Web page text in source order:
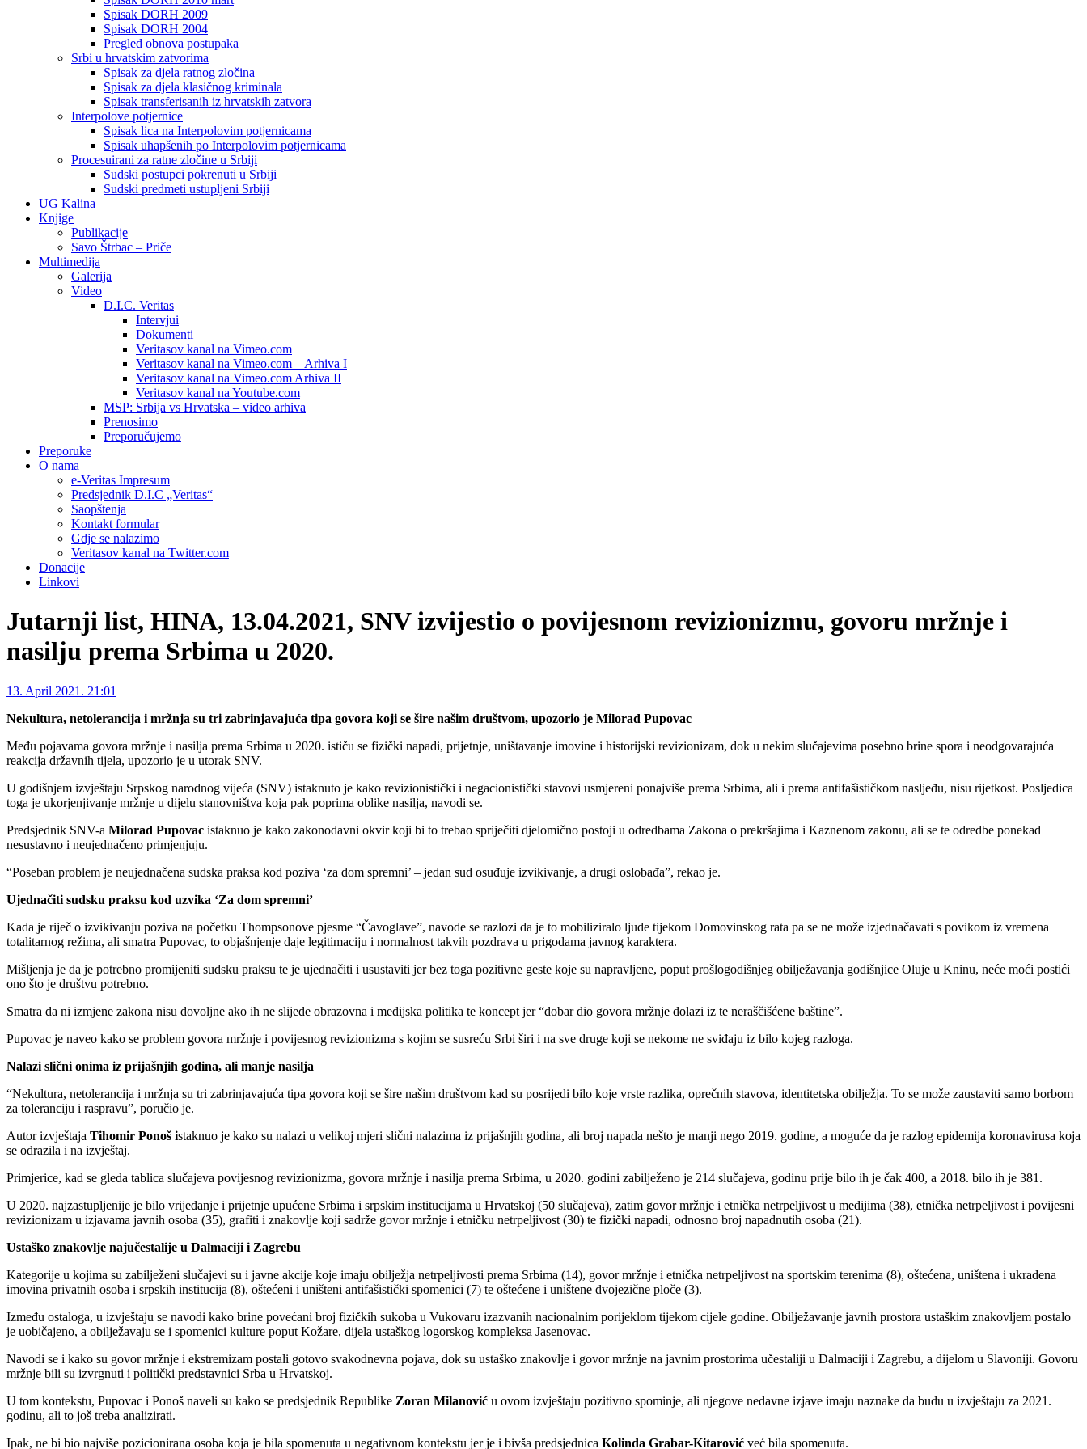
Spisak DORH 2009
Spisak DORH 2004
Pregled obnova postupaka
Srbi u hrvatskim zatvorima
Spisak za djela ratnog zločina
Spisak za djela klasičnog kriminala
Spisak transferisanih iz hrvatskih zatvora
Interpolove potjernice
Spisak lica na Interpolovim potjernicama
Spisak uhapšenih po Interpolovim potjernicama
Procesuirani za ratne zločine u Srbiji
Sudski postupci pokrenuti u Srbiji
Sudski predmeti ustupljeni Srbiji
UG Kalina
Knjige
Publikacije
Savo Štrbac – Priče
Multimedija
Galerija
Video
D.I.C. Veritas
Intervjui
Dokumenti
Veritasov kanal na Vimeo.com
Veritasov kanal na Vimeo.com – Arhiva I
Veritasov kanal na Vimeo.com Arhiva II
Veritasov kanal na Youtube.com
MSP: Srbija vs Hrvatska – video arhiva
Prenosimo
Preporučujemo
Preporuke
O nama
e-Veritas Impresum
Predsjednik D.I.C „Veritas“
Saopštenja
Kontakt formular
Gdje se nalazimo
Veritasov kanal na Twitter.com
Donacije
Linkovi
Jutarnji list, HINA, 13.04.2021, SNV izvijestio o povijesnom revizionizmu, govoru mržnje i
nasilju prema Srbima u 2020.
13. April 2021. 21:01
Nekultura, netolerancija i mržnja su tri zabrinjavajuća tipa govora koji se šire našim društvom, upozorio je Milorad Pupovac
Među pojavama govora mržnje i nasilja prema Srbima u 2020. ističu se fizički napadi, prijetnje, uništavanje imovine i historijski revizionizam, dok u nekim slučajevima posebno brine spora i neodgovarajuća
reakcija državnih tijela, upozorio je u utorak SNV.
U godišnjem izvještaju Srpskog narodnog vijeća (SNV) istaknuto je kako revizionistički i negacionistički stavovi usmjereni ponajviše prema Srbima, ali i prema antifašističkom nasljeđu, nisu rijetkost. Posljedica
toga je ukorjenjivanje mržnje u dijelu stanovništva koja pak poprima oblike nasilja, navodi se.
Predsjednik SNV-a Milorad Pupovac istaknuo je kako zakonodavni okvir koji bi to trebao spriječiti djelomično postoji u odredbama Zakona o prekršajima i Kaznenom zakonu, ali se te odredbe ponekad
nesustavno i neujednačeno primjenjuju.
“Poseban problem je neujednačena sudska praksa kod poziva ‘za dom spremni’ – jedan sud osuđuje izvikivanje, a drugi oslobađa”, rekao je.
Ujednačiti sudsku praksu kod uzvika ‘Za dom spremni’
Kada je riječ o izvikivanju poziva na početku Thompsonove pjesme “Čavoglave”, navode se razlozi da je to mobiliziralo ljude tijekom Domovinskog rata pa se ne može izjednačavati s povikom iz vremena
totalitarnog režima, ali smatra Pupovac, to objašnjenje daje legitimaciju i normalnost takvih pozdrava u prigodama javnog karaktera.
Mišljenja je da je potrebno promijeniti sudsku praksu te je ujednačiti i usustaviti jer bez toga pozitivne geste koje su napravljene, poput prošlogodišnjeg obilježavanja godišnjice Oluje u Kninu, neće moći postići
ono što je društvu potrebno.
Smatra da ni izmjene zakona nisu dovoljne ako ih ne slijede obrazovna i medijska politika te koncept jer “dobar dio govora mržnje dolazi iz te neraščišćene baštine”.
Pupovac je naveo kako se problem govora mržnje i povijesnog revizionizma s kojim se susreću Srbi širi i na sve druge koji se nekome ne sviđaju iz bilo kojeg razloga.
Nalazi slični onima iz prijašnjih godina, ali manje nasilja
“Nekultura, netolerancija i mržnja su tri zabrinjavajuća tipa govora koji se šire našim društvom kad su posrijedi bilo koje vrste razlika, oprečnih stavova, identitetska obilježja. To se može zaustaviti samo borbom
za toleranciju i raspravu”, poručio je.
Autor izvještaja Tihomir Ponoš istaknuo je kako su nalazi u velikoj mjeri slični nalazima iz prijašnjih godina, ali broj napada nešto je manji nego 2019. godine, a moguće da je razlog epidemija koronavirusa koja
se odrazila i na izvještaj.
Primjerice, kad se gleda tablica slučajeva povijesnog revizionizma, govora mržnje i nasilja prema Srbima, u 2020. godini zabilježeno je 214 slučajeva, godinu prije bilo ih je čak 400, a 2018. bilo ih je 381.
U 2020. najzastupljenije je bilo vrijeđanje i prijetnje upućene Srbima i srpskim institucijama u Hrvatskoj (50 slučajeva), zatim govor mržnje i etnička netrpeljivost u medijima (38), etnička netrpeljivost i povijesni
revizionizam u izjavama javnih osoba (35), grafiti i znakovlje koji sadrže govor mržnje i etničku netrpeljivost (30) te fizički napadi, odnosno broj napadnutih osoba (21).
Ustaško znakovlje najučestalije u Dalmaciji i Zagrebu
Kategorije u kojima su zabilježeni slučajevi su i javne akcije koje imaju obilježja netrpeljivosti prema Srbima (14), govor mržnje i etnička netrpeljivost na sportskim terenima (8), oštećena, uništena i ukradena
imovina privatnih osoba i srpskih institucija (8), oštećeni i uništeni antifašistički spomenici (7) te oštećene i uništene dvojezične ploče (3).
Između ostaloga, u izvještaju se navodi kako brine povećani broj fizičkih sukoba u Vukovaru izazvanih nacionalnim porijeklom tijekom cijele godine. Obilježavanje javnih prostora ustaškim znakovljem postalo
je uobičajeno, a obilježavaju se i spomenici kulture poput Kožare, dijela ustaškog logorskog kompleksa Jasenovac.
Navodi se i kako su govor mržnje i ekstremizam postali gotovo svakodnevna pojava, dok su ustaško znakovlje i govor mržnje na javnim prostorima učestaliji u Dalmaciji i Zagrebu, a dijelom u Slavoniji. Govoru
mržnje bili su izvrgnuti i politički predstavnici Srba u Hrvatskoj.
U tom kontekstu, Pupovac i Ponoš naveli su kako se predsjednik Republike Zoran Milanović u ovom izvještaju pozitivno spominje, ali njegove nedavne izjave imaju naznake da budu u izvještaju za 2021.
godinu, ali to još treba analizirati.
Ipak, ne bi bio najviše pozicionirana osoba koja je bila spomenuta u negativnom kontekstu jer je i bivša predsjednica Kolinda Grabar-Kitarović već bila spomenuta.